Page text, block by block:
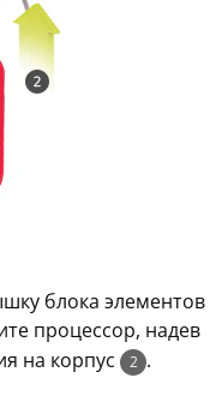
блока элементов
процессор, надев
на корпус
2 .